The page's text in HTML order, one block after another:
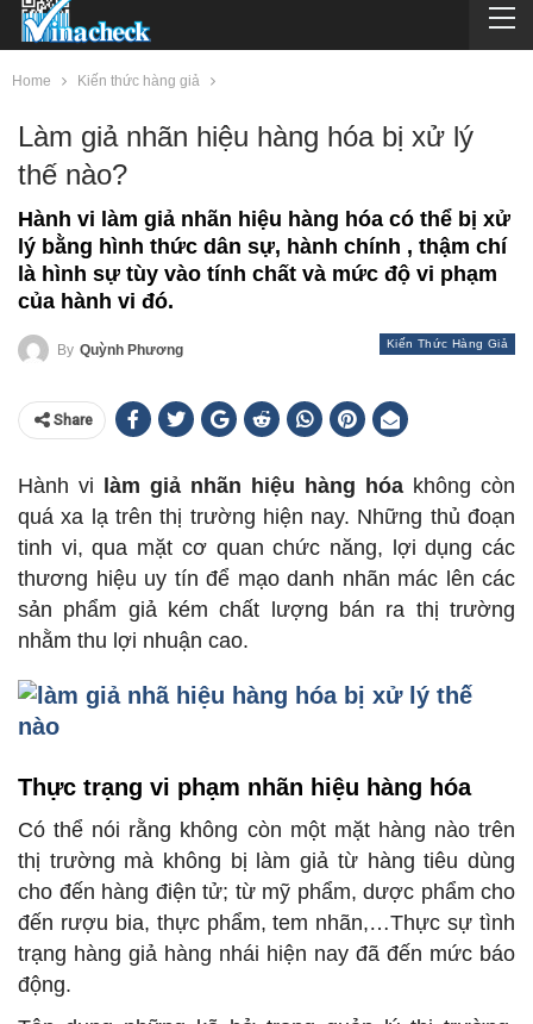
Home Kiến thức hàng giả
Làm giả nhãn hiệu hàng hóa bị xử lý
thế nào?
Hành vi làm giả nhãn hiệu hàng hóa có thể bị xử
lý bằng hình thức dân sự, hành chính , thậm chí
là hình sự tùy vào tính chất và mức độ vi phạm
của hành vi đó.
Kiến Thức Hàng Giả
By Quỳnh Phương
Share
Hành vi làm giả nhãn hiệu hàng hóa không còn
quá xa lạ trên thị trường hiện nay. Những thủ đoạn
tinh vi, qua mặt cơ quan chức năng, lợi dụng các
thương hiệu uy tín để mạo danh nhãn mác lên các
sản phẩm giả kém chất lượng bán ra thị trường
nhằm thu lợi nhuận cao.
Thực trạng vi phạm nhãn hiệu hàng hóa
Có thể nói rằng không còn một mặt hàng nào trên
thị trường mà không bị làm giả từ hàng tiêu dùng
cho đến hàng điện tử; từ mỹ phẩm, dược phẩm cho
đến rượu bia, thực phẩm, tem nhãn,…Thực sự tình
trạng hàng giả hàng nhái hiện nay đã đến mức báo
động.